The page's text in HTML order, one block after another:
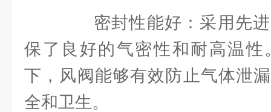
密封性能好：采用先进
保了良好的气密性和耐高温性
下，风阀能够有效防止气体泄
全和卫生。